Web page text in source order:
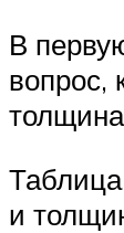
В
вопрос,
и